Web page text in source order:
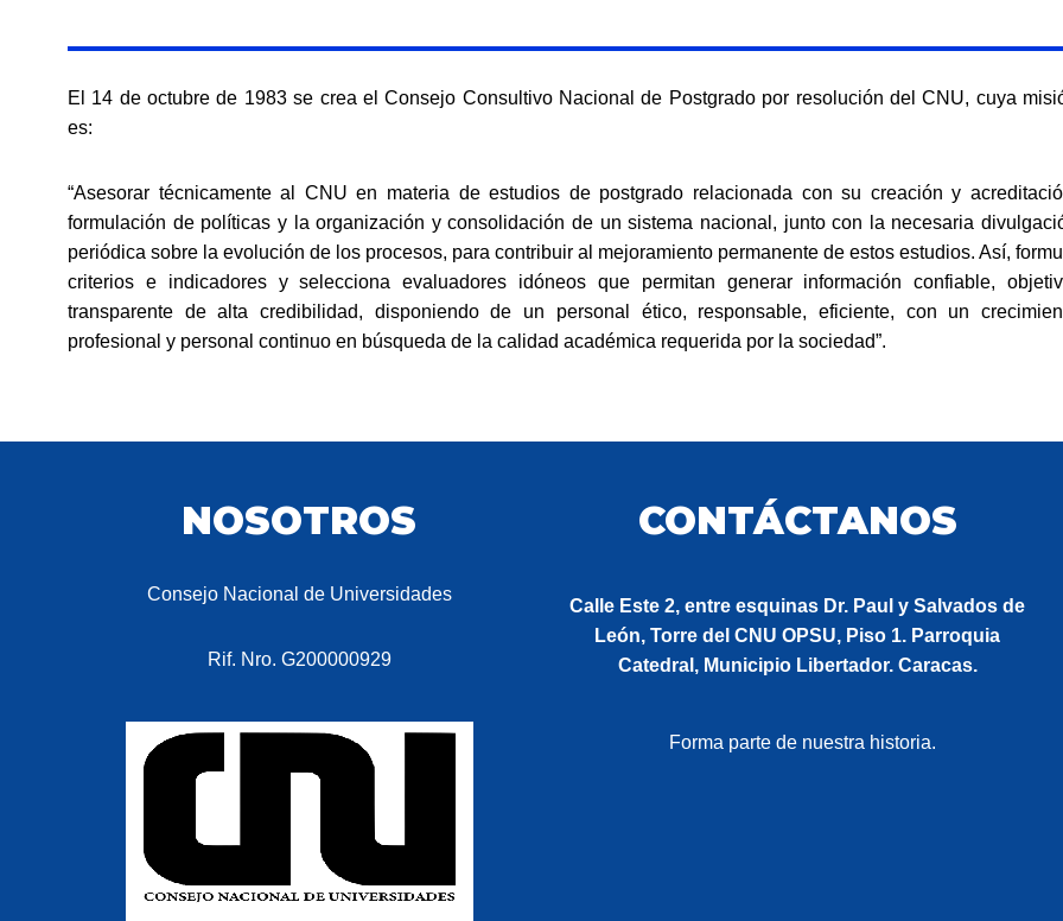
El 14 de octubre de 1983 se crea el Consejo Consultivo Nacional de Postgrado por resolución del CNU, cuya
es:
“Asesorar técnicamente al CNU en materia de estudios de postgrado relacionada con su creación y
formulación de políticas y la organización y consolidación de un sistema nacional, junto con la necesaria
periódica sobre la evolución de los procesos, para contribuir al mejoramiento permanente de estos estudios. Así,
criterios e indicadores yselecciona evaluadores idóneos que permitan generar información confiable,
transparente dealta credibilidad, disponiendo de un personal ético, responsable, eficiente, con un
profesional y personal continuo en búsqueda de la calidad académica requerida por la sociedad”.
NOSOTROS
Consejo Nacional de Universidades
Rif. Nro. G200000929
CONTÁCTANOS
Calle Este 2, entre esquinas Dr. Paul y Salvados de
León, Torre del CNU OPSU, Piso 1. Parroquia
Catedral, Municipio Libertador. Caracas.
Forma parte de nuestra historia.